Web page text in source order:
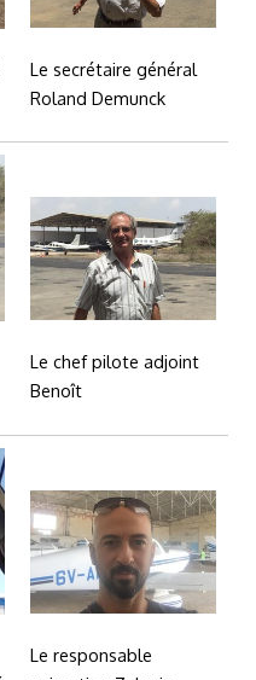
Le secrétaire général
Roland Demunck
Le chef pilote adjoint
Benoît
Le responsable